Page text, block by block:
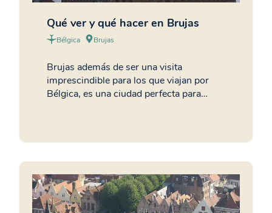
Qué ver y qué hacer en Brujas
Bélgica Brujas
Brujas además de ser una visita
imprescindible para los que viajan por
Bélgica, es una ciudad perfecta para…